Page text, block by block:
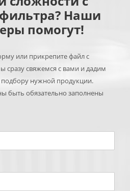
Наши
помогут!
или прикрепите файл с
сразу свяжемся с вами и дадим
нужной продукции.
быть обязательно заполнены